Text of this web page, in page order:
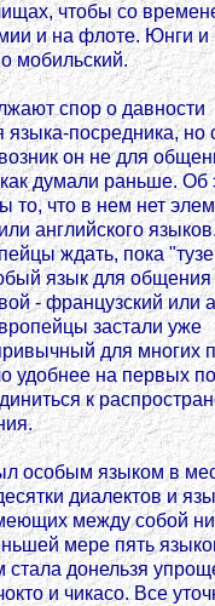
чтобы со
и на флоте. Юнги и
мобильский.
спор о давности
языка-посредника, но
он не для
думали раньше. Об
то, что в нем нет
английского
ждать, пока
язык для общения
- французский или
застали уже
для многих
удобнее на первых
к
особым языком в
диалектов и
между собой
мере пять
стала донельзя
и чикасо. Все